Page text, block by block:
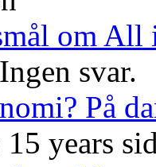
om
Ingen svar.
På
15 years